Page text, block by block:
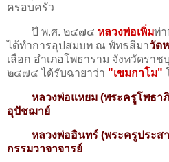
ครอบครัว
ปี พ.ศ. ๒๔๗๔ หลวงพ่อเพิ่มท่
ได้ทำการอุปสมบท ณ พัทธสีมาวัด
เลือก อำเภอโพธาราม จังหวัดรา
๒๔๗๔ ได้รับฉายาว่า "เขมกาโม"
หลวงพ่อแหยม (พระครูโพธา
อุปัชฌาย์
หลวงพ่ออินทร์ (พระครูประสา
กรรมวาจาจารย์